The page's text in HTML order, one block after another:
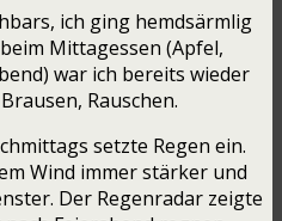
ich ging hemdsärmlig
Mittagessen (Apfel,
war ich bereits wieder
Rauschen.
setzte Regen ein.
Wind immer stärker und
Der Regenradar zeigte